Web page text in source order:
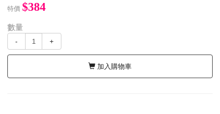
特價 $384
數量
- +
加入購物車